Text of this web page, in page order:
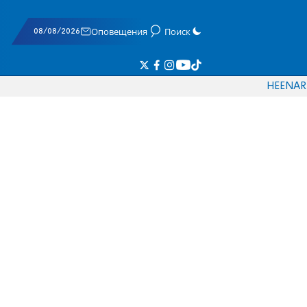
08/08/2026 Оповещения Поиск
HEENAR